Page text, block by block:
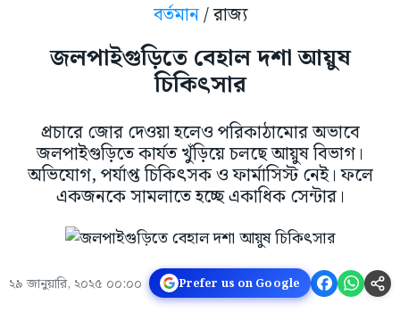
বর্তমান/ রাজ্য
জলপাইগুড়িতে বেহাল দশা আয়ুষ
চিকিৎসার
প্রচারে জোর দেওয়া হলেও পরিকাঠামোর অভাবে
জলপাইগুড়িতে কার্যত খুঁড়িয়ে চলছে আয়ুষ বিভাগ।
অভিযোগ, পর্যাপ্ত চিকিৎসক ও ফার্মাসিস্ট নেই। ফলে
একজনকে সামলাতে হচ্ছে একাধিক সেন্টার।
২৯ জানুয়ারি, ২০২৫ ০০:০০ Prefer us on Google